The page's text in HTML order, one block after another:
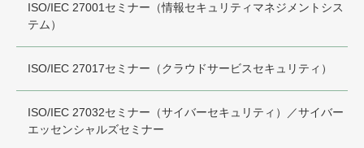
ISO/IEC 27001セミナー（情報セキュリティマネジメントシス
テム）
ISO/IEC 27017セミナー（クラウドサービスセキュリティ）
ISO/IEC 27032セミナー（サイバーセキュリティ）／サイバー
エッセンシャルズセミナー